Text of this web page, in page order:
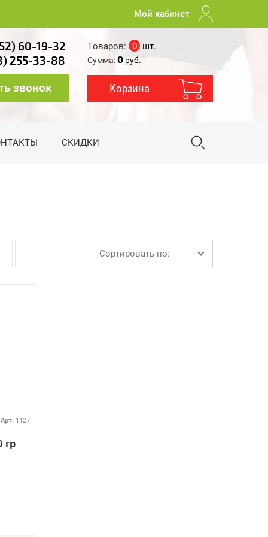
Мой кабинет
60-19-32
255-33-88
звонок
Товаров: 0 шт.
Сумма:0руб.
Корзина
СКИДКИ
Сортировать по:
Арт. 1127
гр